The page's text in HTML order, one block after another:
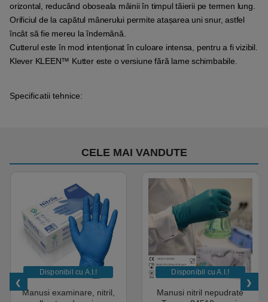
orizontal, reducând oboseala mâinii în timpul tăierii pe termen lung.
Orificiul de la capătul mânerului permite atașarea uni snur, astfel
încât să fie mereu la îndemână.
Cutterul este în mod intenționat în culoare intensa, pentru a fi vizibil.
Klever KLEEN™ Kutter este o versiune fără lame schimbabile.
Specificatii tehnice:
CELE MAI VANDUTE
Disponibil cu A.I.​!
Manusi examinare, nitril,
Disponibil cu A.I.​!
Manusi nitril nepudrate